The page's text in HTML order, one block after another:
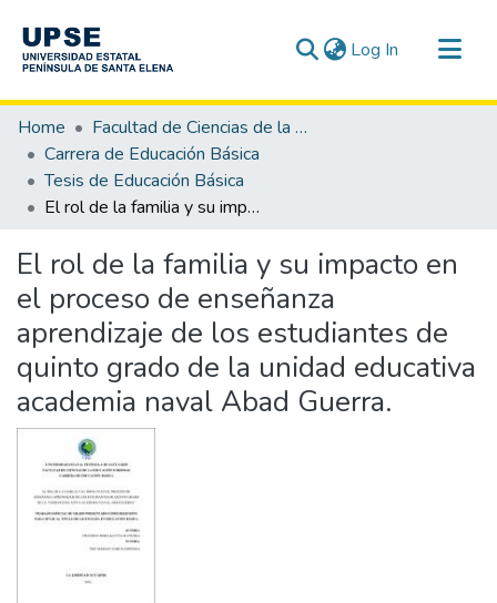
Log In (current)
Communities & Collections
All of DSpace
Statistics
Home
Facultad de Ciencias de la Educación e Idiomas
Carrera de Educación Básica
Tesis de Educación Básica
El rol de la familia y su impacto en el proceso de enseñanza aprendizaje de los estudiantes de quinto grado de la unidad educativa academia naval Abad Guerra.
El rol de la familia y su impacto en
el proceso de enseñanza
aprendizaje de los estudiantes de
quinto grado de la unidad educativa
academia naval Abad Guerra.